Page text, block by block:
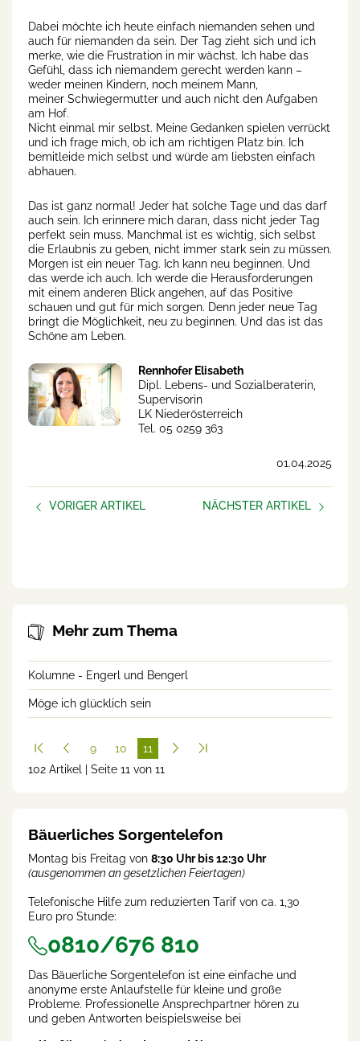
Dabei möchte ich heute einfach niemanden sehen und
auch für niemanden da sein. Der Tag zieht sich und ich
merke, wie die Frustration in mir wächst. Ich habe das
Gefühl, dass ich niemandem gerecht werden kann –
weder meinen Kindern, noch meinem Mann,
meiner Schwiegermutter und auch nicht den Aufgaben
am Hof.
Nicht einmal mir selbst. Meine Gedanken spielen verrückt
und ich frage mich, ob ich am richtigen Platz bin. Ich
bemitleide mich selbst und würde am liebsten einfach
abhauen.
Das ist ganz normal! Jeder hat solche Tage und das darf
auch sein. Ich erinnere mich daran, dass nicht jeder Tag
perfekt sein muss. Manchmal ist es wichtig, sich selbst
die Erlaubnis zu geben, nicht immer stark sein zu müssen.
Morgen ist ein neuer Tag. Ich kann neu beginnen. Und
das werde ich auch. Ich werde die Herausforderungen
mit einem anderen Blick angehen, auf das Positive
schauen und gut für mich sorgen. Denn jeder neue Tag
bringt die Möglichkeit, neu zu beginnen. Und das ist das
Schöne am Leben.
Rennhofer Elisabeth
Dipl. Lebens- und Sozialberaterin,
Supervisorin
LK Niederösterreich
Tel. 05 0259 363
01.04.2025
VORIGER ARTIKEL
NÄCHSTER ARTIKEL
Mehr zum Thema
Kolumne - Engerl und Bengerl
Möge ich glücklich sein
9 10
11
(cur
102 Artikel | Seite 11 von 11
Bäuerliches Sorgentelefon
Montag bis Freitag von 8:30 Uhr bis 12:30 Uhr
(ausgenommen an gesetzlichen Feiertagen)
Telefonische Hilfe zum reduzierten Tarif von ca. 1,30
Euro pro Stunde:
0810/676 810
Das Bäuerliche Sorgentelefon ist eine einfache und
anonyme erste Anlaufstelle für kleine und große
Probleme. Professionelle Ansprechpartner hören zu
und geben Antworten beispielsweise bei